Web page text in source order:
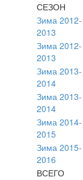
СЕЗОН
Зима 2012-
2013
Зима 2012-
2013
Зима 2013-
2014
Зима 2013-
2014
Зима 2014-
2015
Зима 2015-
2016
ВСЕГО